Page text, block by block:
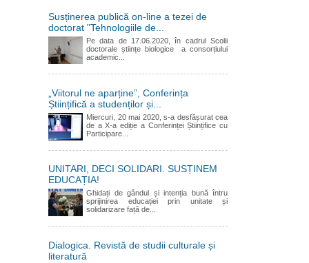
Susținerea publică on-line a tezei de
doctorat "Tehnologiile de...
Pe data de 17.06.2020, în cadrul Scolii
doctorale științe biologice a consorțiului
academic...
„Viitorul ne aparține”, Conferința
Științifică a studenților și...
Miercuri, 20 mai 2020, s-a desfășurat cea
de a X-a ediție a Conferinței Științifice cu
Participare...
UNITARI, DECI SOLIDARI. SUSȚINEM
EDUCAȚIA!
Ghidați de gândul și intenția bună întru
sprijinirea educației prin unitate și
solidarizare față de...
Dialogica. Revistă de studii culturale și
literatură